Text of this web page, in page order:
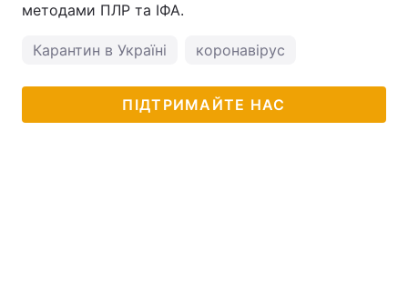
методами ПЛР та ІФА.
Карантин в Україні коронавірус
ПІДТРИМАЙТЕ НАС